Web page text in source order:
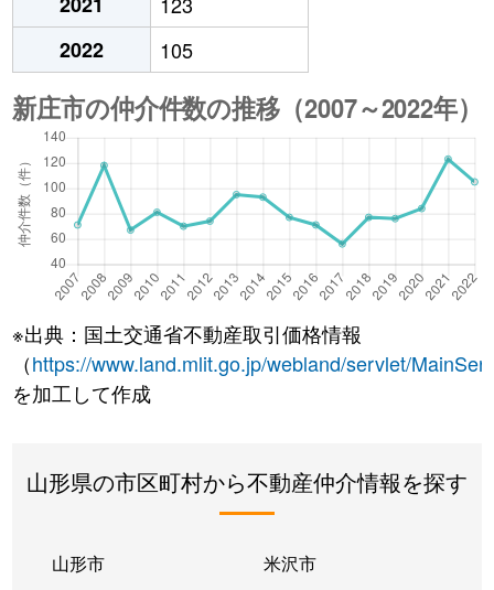
2022
105
※出典：国土交通省不動産取引価格情報
（https://www.land.mlit.go.jp/webland/servlet/
を加工して作成
山形県の市区町村から不動産仲介情報を探す
山形市 米沢市